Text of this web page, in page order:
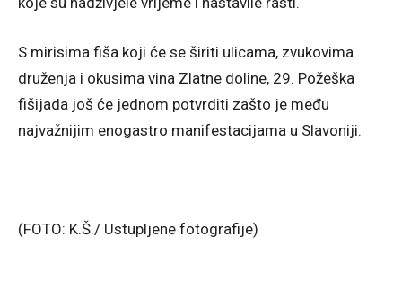
S mirisima fiša koji će se širiti ulicama, zvukovima
druženja i okusima vina Zlatne doline, 29. Požeška
fišijada još će jednom potvrditi zašto je među
najvažnijim enogastro manifestacijama u Slavoniji.
(FOTO: K.Š./ Ustupljene fotografije)